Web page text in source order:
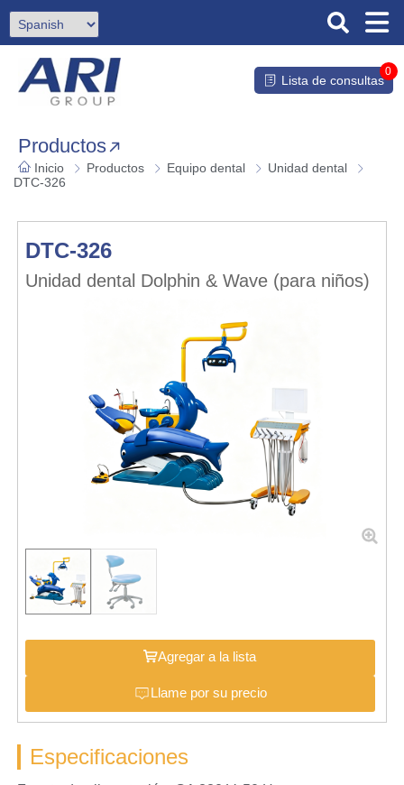
Lista de consultas
0
Productos
Inicio Productos Equipo dental
Unidad dental
DTC-326
DTC-326
Unidad dental Dolphin & Wave (para niños)
Agregar a la lista
Llame por su precio
Especificaciones